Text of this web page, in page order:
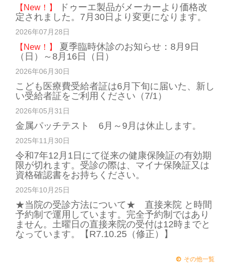
【New！】
ドゥーエ製品がメーカーより価格改
定されました。7月30日より変更になります。
2026年07月28日
【New！】
夏季臨時休診のお知らせ：8月9日
（日）～8月16日（日）
2026年06月30日
こども医療費受給者証は6月下旬に届いた、新し
い受給者証をご利用ください（7/1）
2026年05月31日
金属パッチテスト 6月～9月は休止します。
2025年11月30日
令和7年12月1日にて従来の健康保険証の有効期
限が切れます。受診の際は、マイナ保険証又は
資格確認書をお持ちください。
2025年10月25日
★当院の受診方法について★ 直接来院 と時間
予約制で運用しています。完全予約制ではあり
ません。土曜日の直接来院の受付は12時までと
なっています。【R7.10.25（修正）】
その他一覧